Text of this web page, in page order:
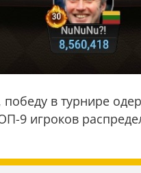
в турнире
9 игроков